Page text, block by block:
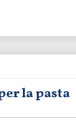
la pasta